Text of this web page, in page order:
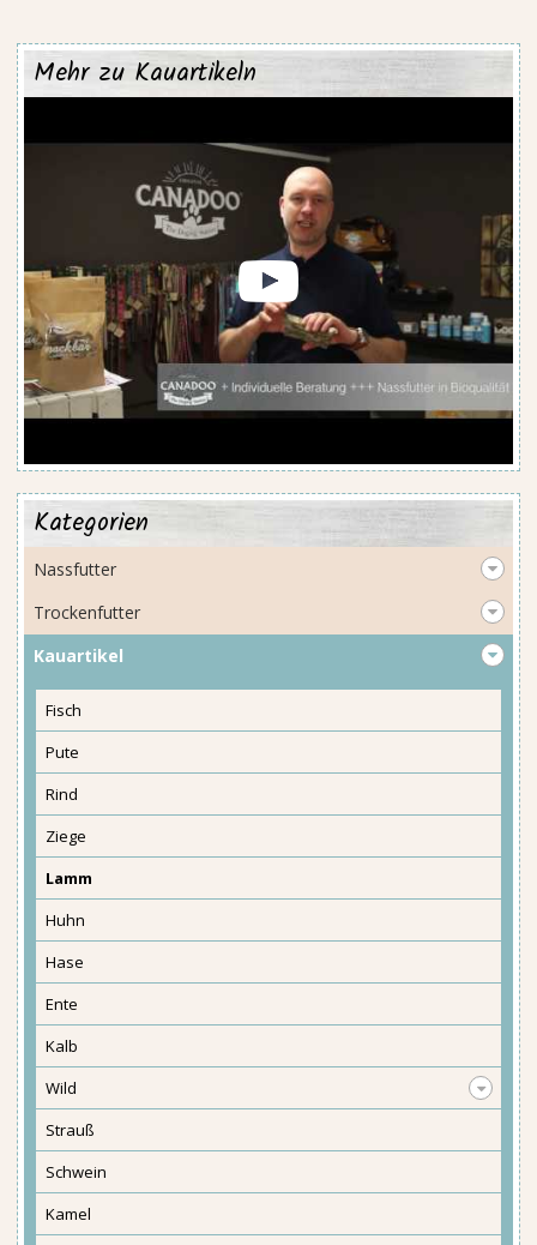
Mehr zu Kauartikeln
Kategorien
Nassfutter
Trockenfutter
Kauartikel
Fisch
Pute
Rind
Ziege
Lamm
Huhn
Hase
Ente
Kalb
Wild
Strauß
Schwein
Kamel